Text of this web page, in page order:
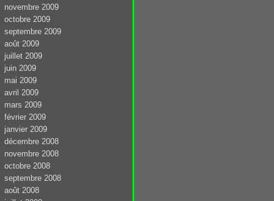
novembre 2009
octobre 2009
septembre 2009
août 2009
juillet 2009
juin 2009
mai 2009
avril 2009
mars 2009
février 2009
janvier 2009
décembre 2008
novembre 2008
octobre 2008
septembre 2008
août 2008